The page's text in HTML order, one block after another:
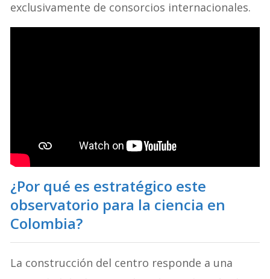
exclusivamente de consorcios internacionales.
¿Por qué es estratégico este
observatorio para la ciencia en
Colombia?
La construcción del centro responde a una